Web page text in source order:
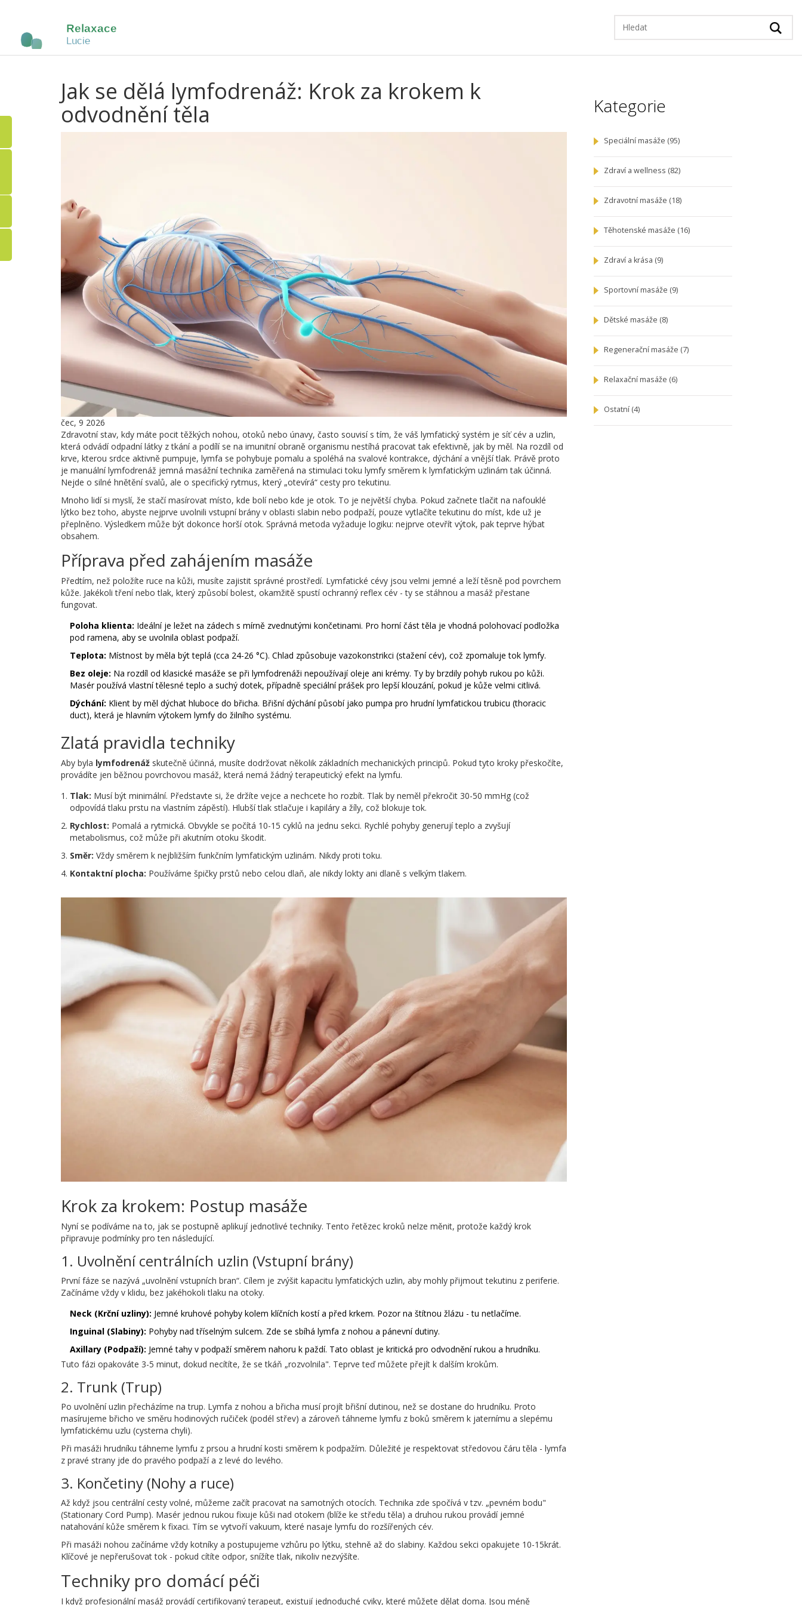
Jak se dělá lymfodrenáž: Krok za krokem k
odvodnění těla
čec, 9 2026
Zdravotní stav, kdy máte pocit těžkých nohou, otoků nebo únavy, často souvisí s tím, že váš lymfatický systém je síť cév a uzlin,
která odvádí odpadní látky z tkání a podílí se na imunitní obraně organismu nestíhá pracovat tak efektivně, jak by měl. Na rozdíl od
krve, kterou srdce aktivně pumpuje, lymfa se pohybuje pomalu a spoléhá na svalové kontrakce, dýchání a vnější tlak. Právě proto
je manuálnílymfodrenáž jemná masážní technika zaměřená na stimulaci toku lymfy směrem k lymfatickým uzlinám tak účinná.
Nejde o silné hnětění svalů, ale o specifický rytmus, který „otevírá“ cesty pro tekutinu.
Mnoho lidí si myslí, že stačí masírovat místo, kde bolí nebo kde je otok. To je největší chyba. Pokud začnete tlačit na nafouklé
lýtko bez toho, abyste nejprve uvolnili vstupní brány v oblasti slabin nebo podpaží, pouze vytlačíte tekutinu do míst, kde už je
přeplněno. Výsledkem může být dokonce horší otok. Správná metoda vyžaduje logiku: nejprve otevřít výtok, pak teprve hýbat
obsahem.
Příprava před zahájením masáže
Předtím, než položíte ruce na kůži, musíte zajistit správné prostředí. Lymfatické cévy jsou velmi jemné a leží těsně pod povrchem
kůže. Jakékoli tření nebo tlak, který způsobí bolest, okamžitě spustí ochranný reflex cév - ty se stáhnou a masáž přestane
fungovat.
Poloha klienta: Ideální je ležet na zádech s mírně zvednutými končetinami. Pro horní část těla je vhodná polohovací podložka
pod ramena, aby se uvolnila oblast podpaží.
Teplota: Místnost by měla být teplá (cca 24-26 °C). Chlad způsobuje vazokonstrikci (stažení cév), což zpomaluje tok lymfy.
Bez oleje: Na rozdíl od klasické masáže se při lymfodrenáži nepoužívají oleje ani krémy. Ty by brzdily pohyb rukou po kůži.
Masér používá vlastní tělesné teplo a suchý dotek, případně speciální prášek pro lepší klouzání, pokud je kůže velmi citlivá.
Dýchání: Klient by měl dýchat hluboce do břicha. Břišní dýchání působí jako pumpa pro hrudní lymfatickou trubicu (thoracic
duct), která je hlavním výtokem lymfy do žilního systému.
Zlatá pravidla techniky
Aby byla lymfodrenáž skutečně účinná, musíte dodržovat několik základních mechanických principů. Pokud tyto kroky přeskočíte,
provádíte jen běžnou povrchovou masáž, která nemá žádný terapeutický efekt na lymfu.
Tlak: Musí být minimální. Představte si, že držíte vejce a nechcete ho rozbít. Tlak by neměl překročit 30-50 mmHg (což
odpovídá tlaku prstu na vlastním zápěstí). Hlubší tlak stlačuje i kapiláry a žíly, což blokuje tok.
Rychlost: Pomalá a rytmická. Obvykle se počítá 10-15 cyklů na jednu sekci. Rychlé pohyby generují teplo a zvyšují
metabolismus, což může při akutním otoku škodit.
Směr: Vždy směrem k nejbližším funkčním lymfatickým uzlinám. Nikdy proti toku.
Kontaktní plocha: Používáme špičky prstů nebo celou dlaň, ale nikdy lokty ani dlaně s velkým tlakem.
Krok za krokem: Postup masáže
Nyní se podíváme na to, jak se postupně aplikují jednotlivé techniky. Tento řetězec kroků nelze měnit, protože každý krok
připravuje podmínky pro ten následující.
1. Uvolnění centrálních uzlin (Vstupní brány)
První fáze se nazývá „uvolnění vstupních bran“. Cílem je zvýšit kapacitu lymfatických uzlin, aby mohly přijmout tekutinu z periferie.
Začínáme vždy v klidu, bez jakéhokoli tlaku na otoky.
Neck (Krční uzliny): Jemné kruhové pohyby kolem klíčních kostí a před krkem. Pozor na štítnou žlázu - tu netlačíme.
Inguinal (Slabiny): Pohyby nad tříselným sulcem. Zde se sbíhá lymfa z nohou a pánevní dutiny.
Axillary (Podpaží): Jemné tahy v podpaží směrem nahoru k paždí. Tato oblast je kritická pro odvodnění rukou a hrudníku.
Tuto fázi opakováte 3-5 minut, dokud necítíte, že se tkáň „rozvolnila". Teprve teď můžete přejít k dalším krokům.
2. Trunk (Trup)
Po uvolnění uzlin přecházíme na trup. Lymfa z nohou a břicha musí projít břišní dutinou, než se dostane do hrudníku. Proto
masírujeme břicho ve směru hodinových ručiček (podél střev) a zároveň táhneme lymfu z boků směrem k jaternímu a slepému
lymfatickému uzlu (cysterna chyli).
Při masáži hrudníku táhneme lymfu z prsou a hrudní kosti směrem k podpažím. Důležité je respektovat středovou čáru těla - lymfa
z pravé strany jde do pravého podpaží a z levé do levého.
3. Končetiny (Nohy a ruce)
Až když jsou centrální cesty volné, můžeme začít pracovat na samotných otocích. Technika zde spočívá v tzv. „pevném bodu"
(Stationary Cord Pump). Masér jednou rukou fixuje kůši nad otokem (blíže ke středu těla) a druhou rukou provádí jemné
natahování kůže směrem k fixaci. Tím se vytvoří vakuum, které nasaje lymfu do rozšířených cév.
Při masáži nohou začínáme vždy kotníky a postupujeme vzhůru po lýtku, stehně až do slabiny. Každou sekci opakujete 10-15krát.
Klíčové je nepřerušovat tok - pokud cítíte odpor, snížíte tlak, nikoliv nezvýšíte.
Techniky pro domácí péči
I když profesionální masáž provádí certifikovaný terapeut, existují jednoduché cviky, které můžete dělat doma. Jsou méně
Kategorie
Speciální masáže (95)
Zdraví a wellness (82)
Zdravotní masáže (18)
Těhotenské masáže (16)
Zdraví a krása (9)
Sportovní masáže (9)
Dětské masáže (8)
Regenerační masáže (7)
Relaxační masáže (6)
Ostatní (4)